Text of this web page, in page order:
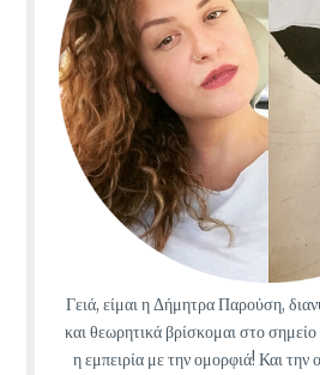
Γειά, είμαι η Δήμητρα Παρούση,
και θεωρητικά βρίσκομαι στο
η εμπειρία με την ομορφιά! Και την